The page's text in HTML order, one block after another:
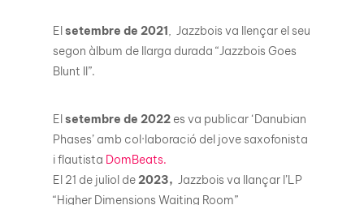
Elsetembre de 2021, Jazzbois va llençar el seu
segon àlbum de llarga durada “Jazzbois Goes
Blunt II”.
Elsetembre de 2022es va publicar ‘Danubian
Phases’ amb col·laboració del jove saxofonista
i flautista DomBeats.
El 21 de juliol de2023, Jazzbois va llançar l’LP
“Higher Dimensions Waiting Room”